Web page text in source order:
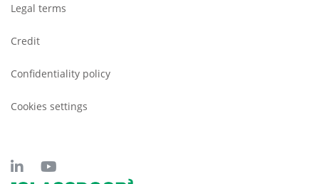
Legal terms
Credit
Confidentiality policy
Cookies settings
LinkedIn